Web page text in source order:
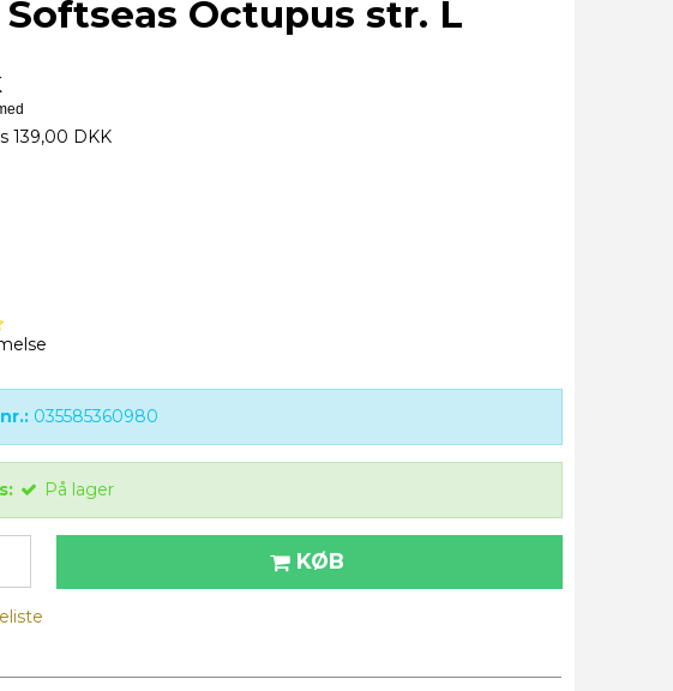
Softseas Octupus str. L
139,00 DKK
035585360980
På lager
KØB